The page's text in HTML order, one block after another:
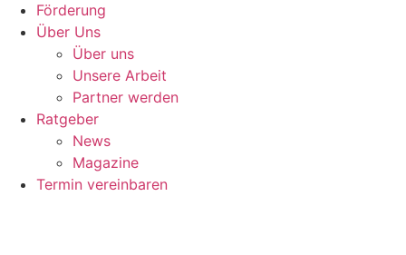
Förderung
Über Uns
Über uns
Unsere Arbeit
Partner werden
Ratgeber
News
Magazine
Termin vereinbaren